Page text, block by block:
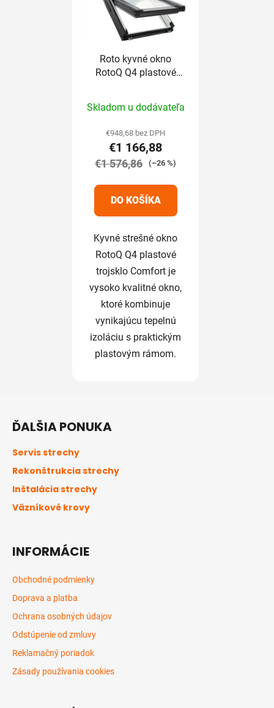
Roto kyvné okno
RotoQ Q4 plastové
hodnotenie
produktu
je
5,0
5
hviezdičiek.
Skladom u dodávateľa
€948,68 bez DPH
€1 166,88
€1 576,86 (–26 %)
DO KOŠÍKA
Kyvné strešné okno
RotoQ Q4 plastové
trojsklo Comfort je
vysoko kvalitné okno,
ktoré kombinuje
vynikajúcu tepelnú
izoláciu s praktickým
plastovým rámom.
ĎALŠIA PONUKA
Servis strechy
Rekonštrukcia strechy
Inštalácia strechy
Väzníkové krovy
INFORMÁCIE
Obchodné podmienky
Doprava a platba
Ochrana osobných údajov
Odstúpenie od zmluvy
Reklamačný poriadok
Zásady používania cookies